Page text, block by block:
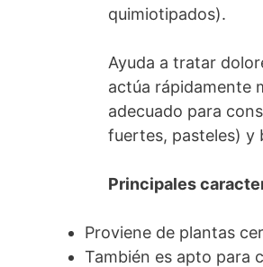
quimiotipados).
Ayuda a tratar
actúa rápidamente
adecuado para
fuertes, pasteles) y
Principales
Proviene de plantas
También es apto para